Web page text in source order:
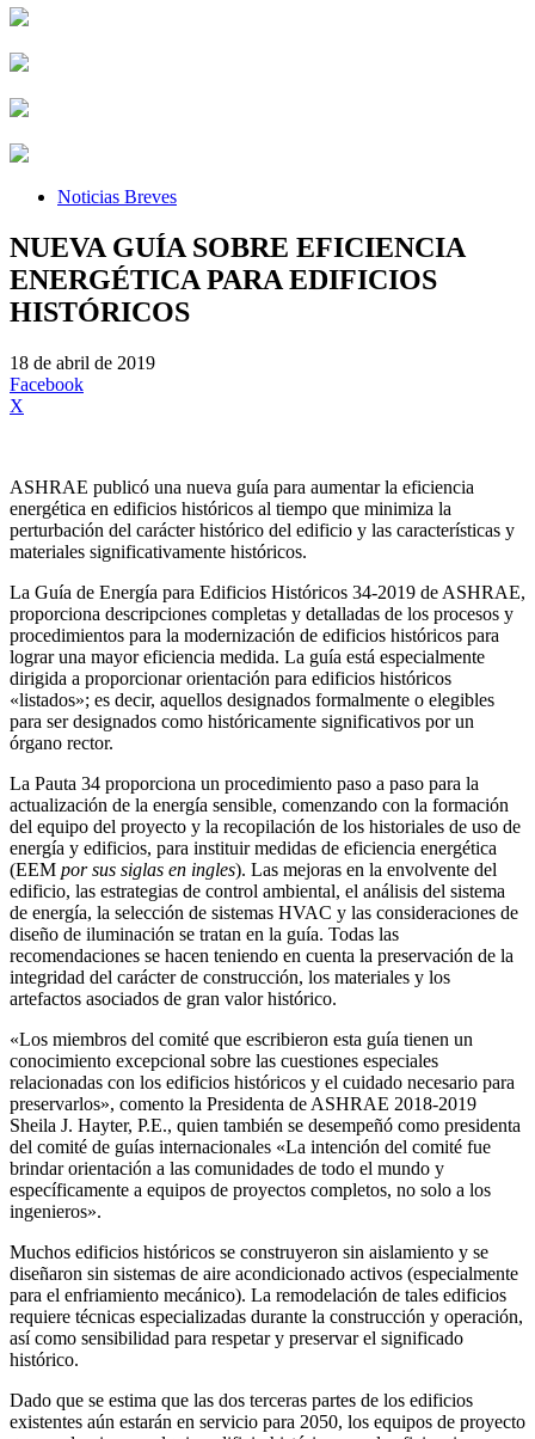
Noticias Breves
NUEVA GUÍA SOBRE EFICIENCIA
ENERGÉTICA PARA EDIFICIOS
HISTÓRICOS
18 de abril de 2019
Facebook
X
ASHRAE publicó una nueva guía para aumentar la eficiencia
energética en edificios históricos al tiempo que minimiza la
perturbación del carácter histórico del edificio y las características y
materiales significativamente históricos.
La Guía de Energía para Edificios Históricos 34-2019 de ASHRAE,
proporciona descripciones completas y detalladas de los procesos y
procedimientos para la modernización de edificios históricos para
lograr una mayor eficiencia medida. La guía está especialmente
dirigida a proporcionar orientación para edificios históricos
«listados»; es decir, aquellos designados formalmente o elegibles
para ser designados como históricamente significativos por un
órgano rector.
La Pauta 34 proporciona un procedimiento paso a paso para la
actualización de la energía sensible, comenzando con la formación
del equipo del proyecto y la recopilación de los historiales de uso de
energía y edificios, para instituir medidas de eficiencia energética
(EEM por sus siglas en ingles). Las mejoras en la envolvente del
edificio, las estrategias de control ambiental, el análisis del sistema
de energía, la selección de sistemas HVAC y las consideraciones de
diseño de iluminación se tratan en la guía. Todas las
recomendaciones se hacen teniendo en cuenta la preservación de la
integridad del carácter de construcción, los materiales y los
artefactos asociados de gran valor histórico.
«Los miembros del comité que escribieron esta guía tienen un
conocimiento excepcional sobre las cuestiones especiales
relacionadas con los edificios históricos y el cuidado necesario para
preservarlos», comento la Presidenta de ASHRAE 2018-2019
Sheila J. Hayter, P.E., quien también se desempeñó como presidenta
del comité de guías internacionales «La intención del comité fue
brindar orientación a las comunidades de todo el mundo y
específicamente a equipos de proyectos completos, no solo a los
ingenieros».
Muchos edificios históricos se construyeron sin aislamiento y se
diseñaron sin sistemas de aire acondicionado activos (especialmente
para el enfriamiento mecánico). La remodelación de tales edificios
requiere técnicas especializadas durante la construcción y operación,
así como sensibilidad para respetar y preservar el significado
histórico.
Dado que se estima que las dos terceras partes de los edificios
existentes aún estarán en servicio para 2050, los equipos de proyecto